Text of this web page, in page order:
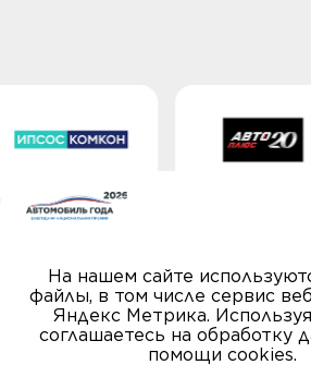
На нашем сайте
файлы, в том числе сервис
Яндекс Метрика.
соглашаетесь на обработку
помощи cookies.